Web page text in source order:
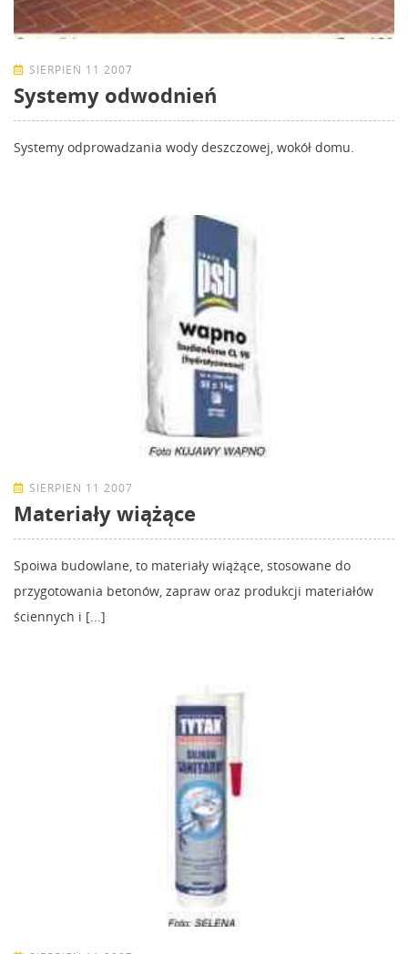
SIERPIEŃ 11 2007
Systemy odwodnień
Systemy odprowadzania wody deszczowej, wokół domu.
SIERPIEŃ 11 2007
Materiały wiążące
Spoiwa budowlane, to materiały wiążące, stosowane do
przygotowania betonów, zapraw oraz produkcji materiałów
ściennych i [...]